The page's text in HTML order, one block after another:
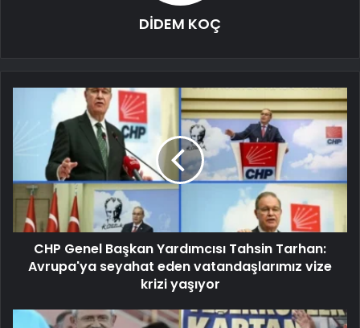
DİDEM KOÇ
CHP Genel Başkan Yardımcısı Tahsin Tarhan:
Avrupa'ya seyahat eden vatandaşlarımız vize
krizi yaşıyor